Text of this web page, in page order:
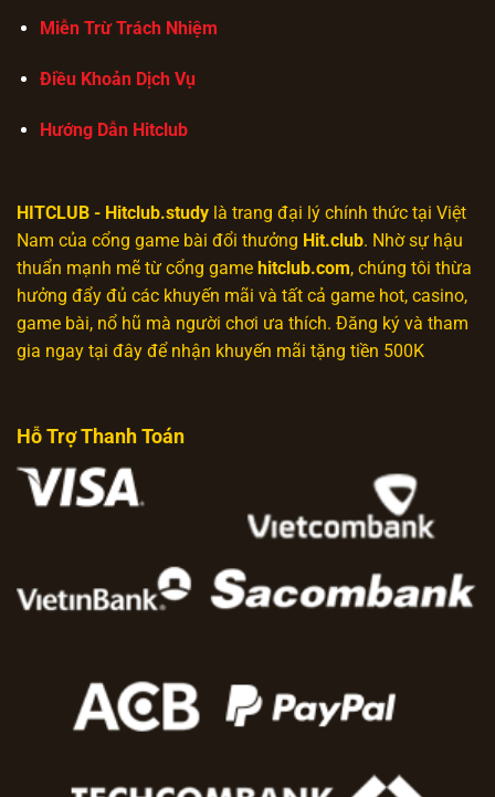
Miễn Trừ Trách Nhiệm
Điều Khoản Dịch Vụ
Hướng Dẫn Hitclub
HITCLUB - Hitclub.study là trang đại lý chính thức tại Việt
Nam của cổng game bài đổi thưởng Hit.club. Nhờ sự hậu
thuẩn mạnh mẽ từ cổng game hitclub.com, chúng tôi thừa
hưởng đẩy đủ các khuyến mãi và tất cả game hot, casino,
game bài, nổ hũ mà người chơi ưa thích. Đăng ký và tham
gia ngay tại đây để nhận khuyến mãi tặng tiền 500K
Hỗ Trợ Thanh Toán